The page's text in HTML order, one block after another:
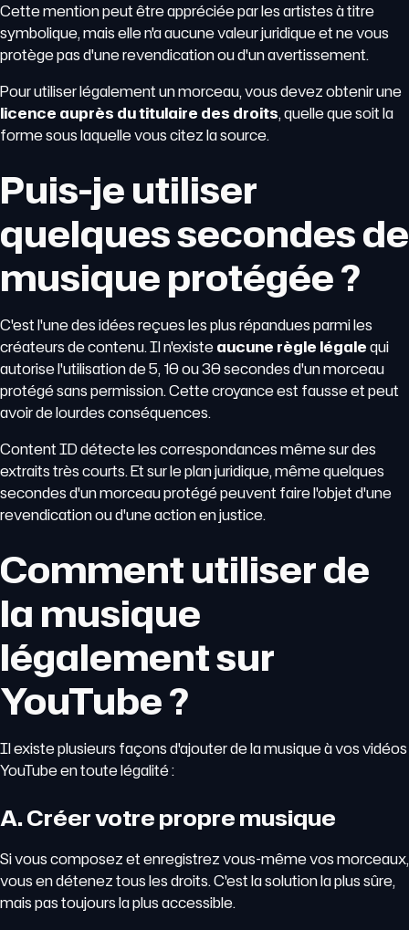
Cette mention peut être appréciée par les artistes à titre
symbolique, mais elle n'a aucune valeur juridique et ne vous
protège pas d'une revendication ou d'un avertissement.
Pour utiliser légalement un morceau, vous devez obtenir une
licence auprès du titulaire des droits, quelle que soit la
forme sous laquelle vous citez la source.
Puis-je utiliser
quelques secondes de
musique protégée ?
C'est l'une des idées reçues les plus répandues parmi les
créateurs de contenu. Il n'existeaucune règle légalequi
autorise l'utilisation de 5, 10 ou 30 secondes d'un morceau
protégé sans permission. Cette croyance est fausse et peut
avoir de lourdes conséquences.
Content ID détecte les correspondances même sur des
extraits très courts. Et sur le plan juridique, même quelques
secondes d'un morceau protégé peuvent faire l'objet d'une
revendication ou d'une action en justice.
Comment utiliser de
la musique
légalement sur
YouTube ?
Il existe plusieurs façons d'ajouter de la musique à vos vidéos
YouTube en toute légalité :
A. Créer votre propre musique
Si vous composez et enregistrez vous-même vos morceaux,
vous en détenez tous les droits. C'est la solution la plus sûre,
mais pas toujours la plus accessible.